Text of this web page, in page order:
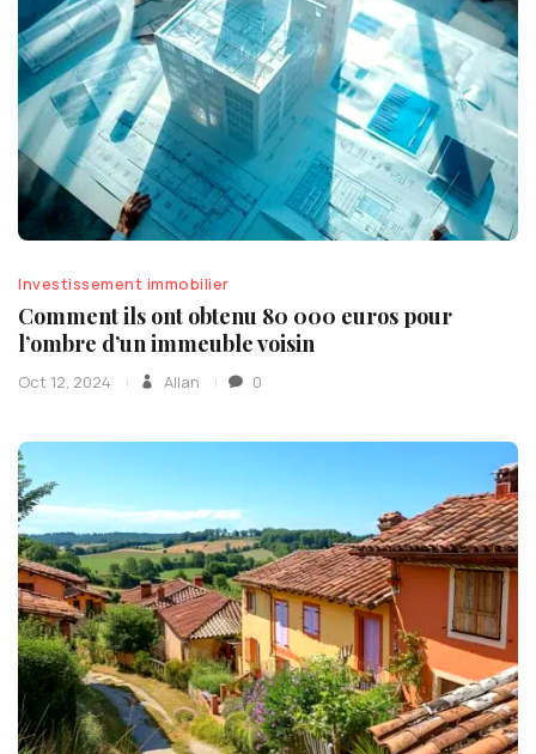
Investissement immobilier
Comment ils ont obtenu 80 000 euros pour
l’ombre d’un immeuble voisin
Oct 12, 2024 Allan 0